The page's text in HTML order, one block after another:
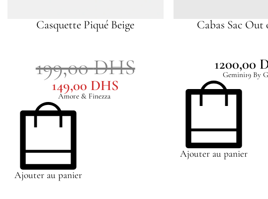
Casquette Piqué Beige
Amore & Finezza
199,00DHS
149,00 DHS
Ajouter au panier
Cabas Sac
Gemini19 By
1200,00
Ajouter au panier